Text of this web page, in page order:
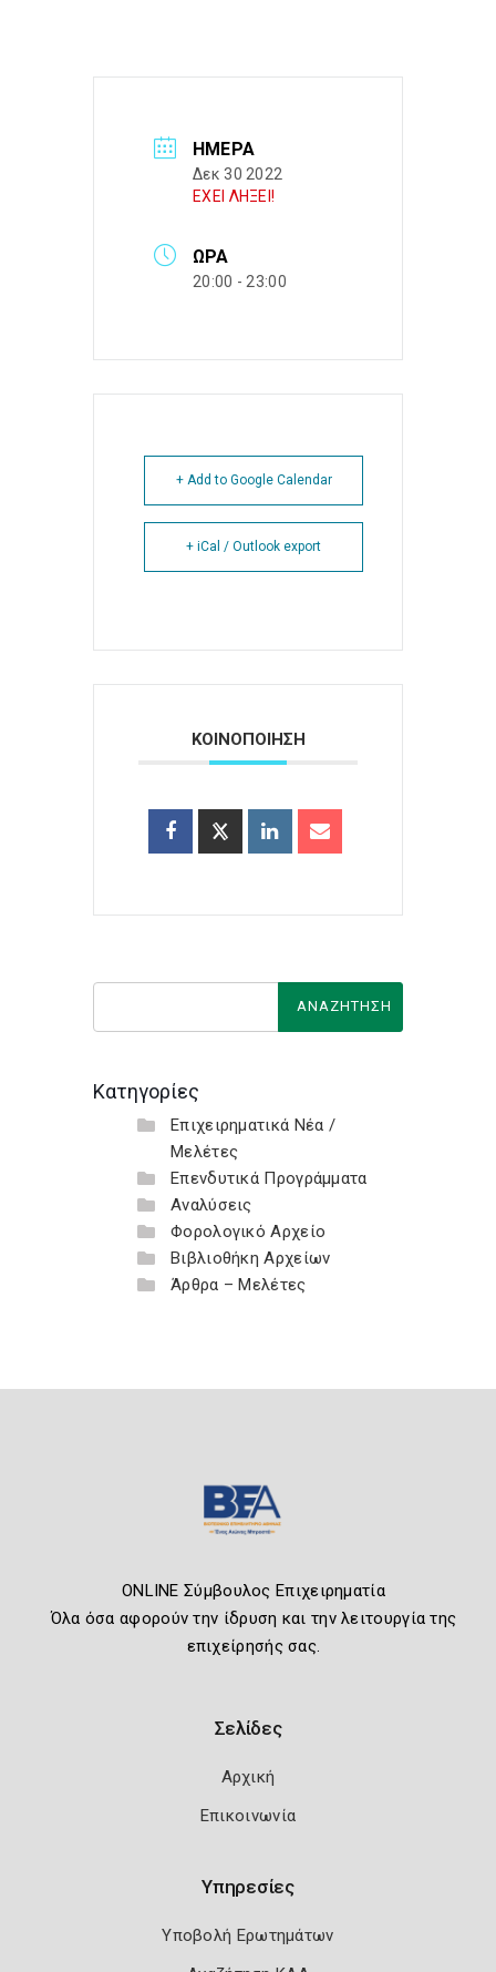
ΗΜΈΡΑ
Δεκ 30 2022
ΕΧΕΙ ΛΗΞΕΙ!
ΏΡΑ
20:00 - 23:00
+ Add to Google Calendar
+ iCal / Outlook export
ΚΟΙΝΟΠΟΙΗΣΗ
Κατηγορίες
Επιχειρηματικά Νέα /
Μελέτες
Επενδυτικά Προγράμματα
Αναλύσεις
Φορολογικό Αρχείο
Βιβλιοθήκη Αρχείων
Άρθρα – Μελέτες
ONLINE Σύμβουλος Επιχειρηματία
Όλα όσα αφορούν την ίδρυση και την λειτουργία της
επιχείρησής σας.
Σελίδες
Αρχική
Επικοινωνία
Υπηρεσίες
Υποβολή Ερωτημάτων